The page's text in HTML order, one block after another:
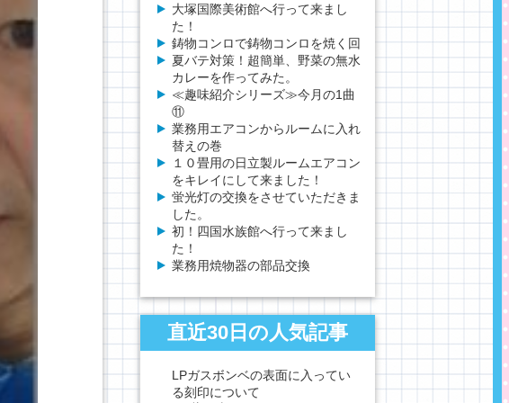
大塚国際美術館へ行って来まし
た！
鋳物コンロで鋳物コンロを焼く回
夏バテ対策！超簡単、野菜の無水
カレーを作ってみた。
≪趣味紹介シリーズ≫今月の1曲
⑪
業務用エアコンからルームに入れ
替えの巻
１０畳用の日立製ルームエアコン
をキレイにして来ました！
蛍光灯の交換をさせていただきま
した。
初！四国水族館へ行って来まし
た！
業務用焼物器の部品交換
直近30日の人気記事
LPガスボンベの表面に入ってい
る刻印について